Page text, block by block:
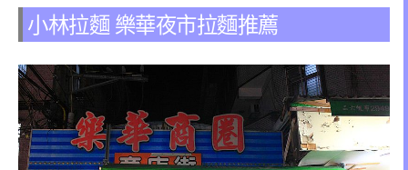
小林拉麵 樂華夜市拉麵推薦